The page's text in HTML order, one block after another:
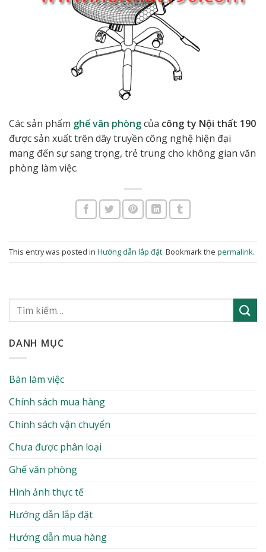
Các sản phẩm ghế văn phòngcủa công ty Nội thất 190
được sản xuất trên dây truyền công nghệ hiện đại
mang đến sự sang trọng, trẻ trung cho không gian văn
phòng làm việc.
This entry was posted in Hướng dẫn lắp đặt. Bookmark the permalink.
DANH MỤC
Bàn làm việc
Chính sách mua hàng
Chính sách vận chuyển
Chưa được phân loại
Ghế văn phòng
Hình ảnh thực tế
Hướng dẫn lắp đặt
Hướng dẫn mua hàng